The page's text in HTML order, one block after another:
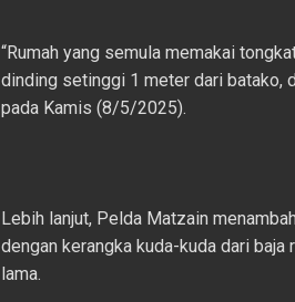
“Rumah yang semula memakai
dinding setinggi 1 meter dari batako,
pada Kamis (8/5/2025).
Lebih lanjut, Pelda Matzain
dengan kerangka kuda-kuda dari
lama.